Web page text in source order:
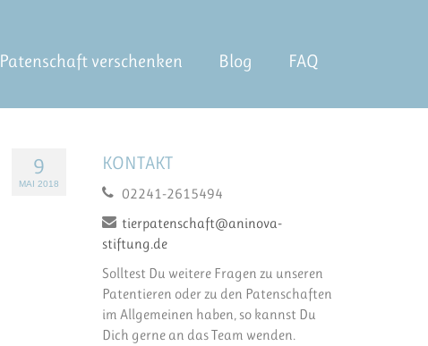
Patenschaft verschenken Blog FAQ
9
MAI 2018
KONTAKT
02241-2615494
tierpatenschaft@aninova-
stiftung.de
Solltest Du weitere Fragen zu unseren
Patentieren oder zu den Patenschaften
im Allgemeinen haben, so kannst Du
Dich gerne an das Team wenden.